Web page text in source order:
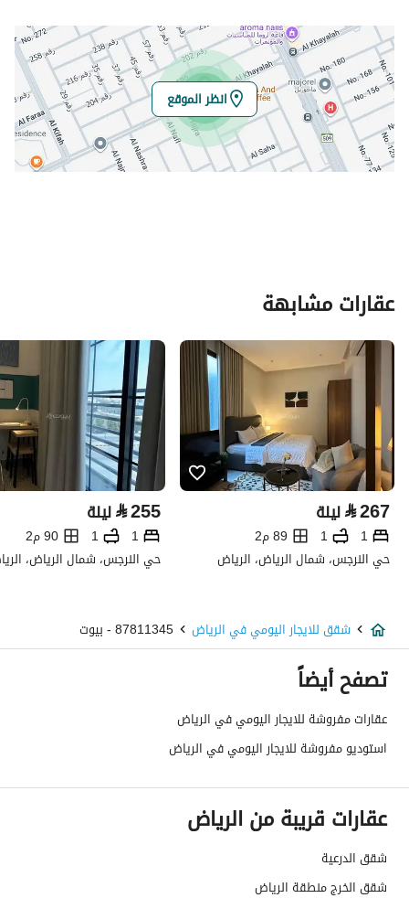
انظر الموقع
عقارات مشابهة
⃁267 ليلة
1
1
89 م2
حي النرجس، شمال الرياض، الرياض
⃁255 ليلة
1
1
90 م2
حي النرجس، شمال الرياض،
شقق للايجار اليومي في الرياض 87811345 - بيوت
تصفح أيضاً
عقارات مفروشة للايجار اليومي في الرياض
استوديو مفروشة للايجار اليومي في الرياض
عقارات قريبة من الرياض
شقق الدرعية
شقق الخرج منطقة الرياض